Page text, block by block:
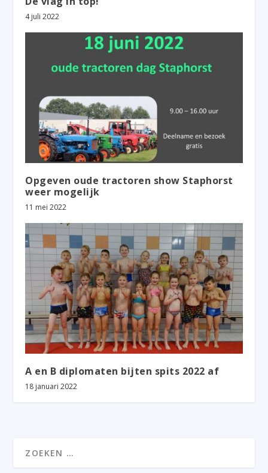
4 juli 2022
Opgeven oude tractoren show Staphorst
weer mogelijk
11 mei 2022
A en B diplomaten bijten spits 2022 af
18 januari 2022